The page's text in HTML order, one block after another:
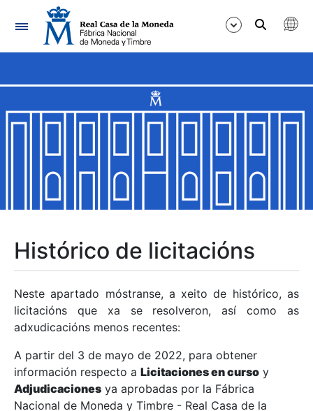
Navegación
Mostrar/Ocultar
Mostrar/Ocultar
Mostrar/Ocultar
Mostrar/Ocultar
Mostrar/Ocultar
Mostrar/Ocultar
Histórico de licitacións
Neste apartado móstranse, a xeito de histórico, as
licitacións que xa se resolveron, así como as
adxudicacións menos recentes:
A partir del 3 de mayo de 2022, para obtener
información respecto a Licitaciones en curso y
Adjudicaciones ya aprobadas por la Fábrica
Nacional de Moneda y Timbre - Real Casa de la